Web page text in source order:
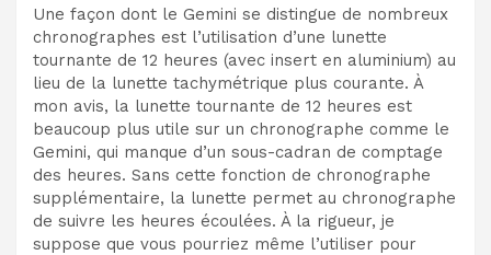
Une façon dont le Gemini se distingue de nombreux
chronographes est l’utilisation d’une lunette
tournante de 12 heures (avec insert en aluminium) au
lieu de la lunette tachymétrique plus courante. À
mon avis, la lunette tournante de 12 heures est
beaucoup plus utile sur un chronographe comme le
Gemini, qui manque d’un sous-cadran de comptage
des heures. Sans cette fonction de chronographe
supplémentaire, la lunette permet au chronographe
de suivre les heures écoulées. À la rigueur, je
suppose que vous pourriez même l’utiliser pour